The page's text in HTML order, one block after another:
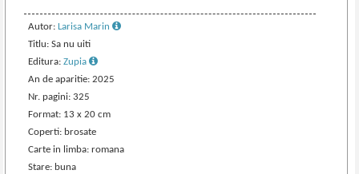
Autor:Larisa Marin
Titlu: Sa nu uiti
Editura:Zupia
An de aparitie: 2025
Nr. pagini: 325
Format: 13 x 20 cm
Coperti: brosate
Carte in limba: romana
Stare: buna